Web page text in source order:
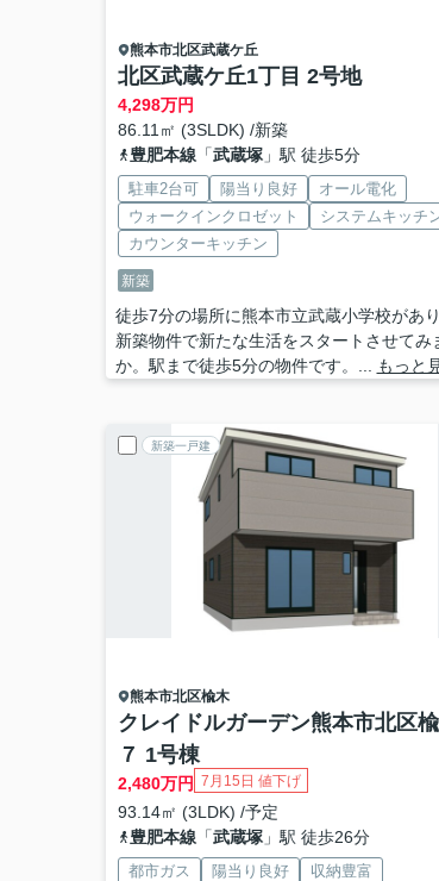
熊本市北区武蔵ケ丘
北区武蔵ケ丘1丁目 2号地
4,298万円
86.11㎡ (3SLDK) /新築
豊肥本線「武蔵塚」駅 徒歩5分
駐車2台可 陽当り良好
オール電化
ウォークインクロゼット
システムキッチ
カウンターキッチン
新築
徒歩7分の場所に熊本市立武蔵小学校があり
新築物件で新たな生活をスタートさせてみ
か。駅まで徒歩5分の物件です。...
もっと
新築一戸建
熊本市北区楡木
クレイドルガーデン熊本市北区
７ 1号棟
2,480万円 7月15日 値下げ
93.14㎡ (3LDK) /予定
豊肥本線「武蔵塚」駅 徒歩26分
都市ガス 陽当り良好
収納豊富